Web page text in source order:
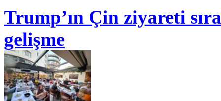
Trump’ın Çin ziyareti
gelişme